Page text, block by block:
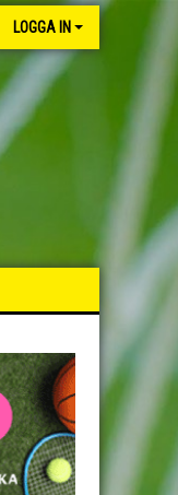
LOGGA IN